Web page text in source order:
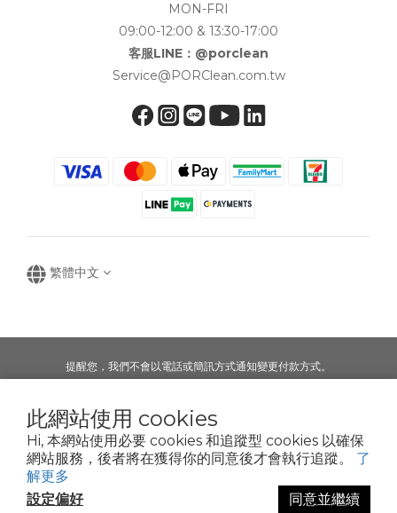
此網站使用 cookies
Hi, 本網站使用必要 cookies 和追蹤型 cookies 以確保
網站服務，後者將在獲得你的同意後才會執行追蹤。 了
解更多
設定偏好
同意並繼續
MON-FRI
09:00-12:00 & 13:30-17:00
客服LINE：@porclean
Service@PORClean.com.tw
繁體中文
提醒您，我們不會以電話或簡訊方式通知變更付款方式。
Copyright © 2016-2025
寶可齡奈米生化技術股份有限公司
50935125
Clean Nano-Biochem Co., Ltd.